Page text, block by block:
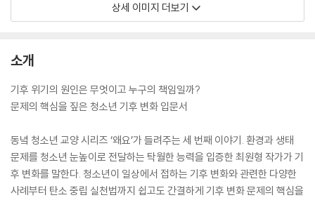
상세 이미지 더보기
소개
기후 위기의 원인은 무엇이고 누구의 책임일까?
문제의 핵심을 짚은 청소년 기후 변화 입문서
동녘 청소년 교양 시리즈 ‘왜요’가 들려주는 세 번째 이야기. 환경과 생태
문제를 청소년 눈높이로 전달하는 탁월한 능력을 입증한 최원형 작가가 기
후 변화를 말한다. 청소년이 일상에서 접하는 기후 변화와 관련한 다양한
사례부터 탄소 중립 실천법까지 쉽고도 간결하게 기후 변화 문제의 핵심을